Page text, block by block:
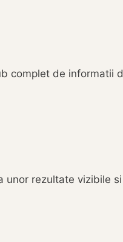
complet de informatii
rezultate vizibile